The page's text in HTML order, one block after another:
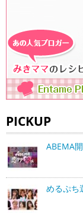
PICKUP
ABEMA
めるぷち